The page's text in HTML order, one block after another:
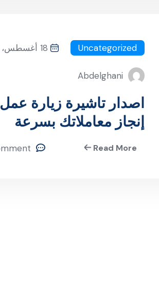
Uncategorized 18 أغسطس، 2025
Abdelghani
اصدار تاشيرة زيارة
إنجاز معاملاتك بسرعة
واحترافية عبر معقب
Read More